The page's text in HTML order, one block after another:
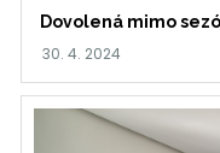
Dovolená mimo